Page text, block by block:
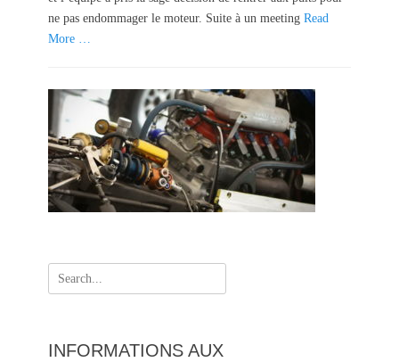
o
n
ne pas endommager le moteur. Suite à un meeting Read
More …
Search
for:
INFORMATIONS AUX